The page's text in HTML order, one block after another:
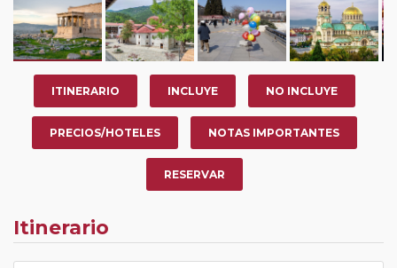
ITINERARIO INCLUYE NO INCLUYE
PRECIOS/HOTELES NOTAS IMPORTANTES
RESERVAR
Itinerario